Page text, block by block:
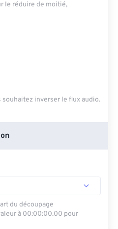
le réduire de moitié,
inverser le flux audio.
du découpage
à 00:00:00.00 pour